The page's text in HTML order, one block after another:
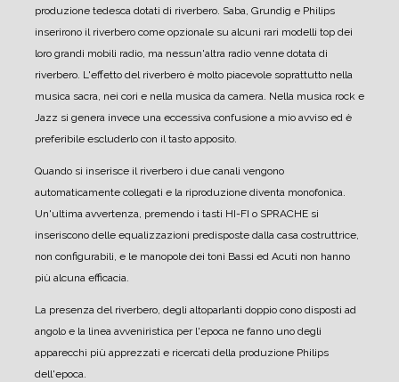
produzione tedesca dotati di riverbero. Saba, Grundig e Philips
inserirono il riverbero come opzionale su alcuni rari modelli top dei
loro grandi mobili radio, ma nessun'altra radio venne dotata di
riverbero. L'effetto del riverbero è molto piacevole soprattutto nella
musica sacra, nei cori e nella musica da camera. Nella musica rock e
Jazz si genera invece una eccessiva confusione a mio avviso ed è
preferibile escluderlo con il tasto apposito.
Quando si inserisce il riverbero i due canali vengono
automaticamente collegati e la riproduzione diventa monofonica.
Un'ultima avvertenza, premendo i tasti HI-FI o SPRACHE si
inseriscono delle equalizzazioni predisposte dalla casa costruttrice,
non configurabili, e le manopole dei toni Bassi ed Acuti non hanno
più alcuna efficacia.
La presenza del riverbero, degli altoparlanti doppio cono disposti ad
angolo e la linea avveniristica per l'epoca ne fanno uno degli
apparecchi più apprezzati e ricercati della produzione Philips
dell'epoca.